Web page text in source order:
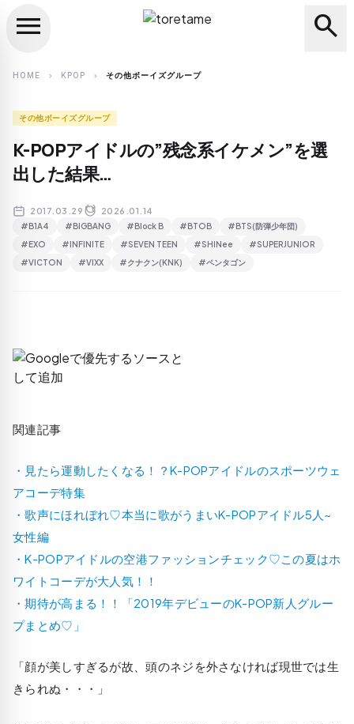
search
menu search
HOME chevron_right KPOP chevron_right その他ボーイズグループ
その他ボーイズグループ
K-POPアイドルの”残念系イケメン”を選
出した結果…
2017.03.29 2026.01.14
#B1A4 #BIGBANG #Block B #BTOB
#BTS(防弾少年団)
#EXO
#INFINITE #SEVEN TEEN #SHINee
#SUPERJUNIOR
#VICTON
#VIXX #クナクン(KNK) #ペンタゴン
関連記事
・見たら運動したくなる！？K-POPアイドルのスポーツウェ
アコーデ特集
・歌声にほれぼれ♡本当に歌がうまいK-POPアイドル5人~
女性編
・K-POPアイドルの空港ファッションチェック♡この夏はホ
ワイトコーデが大人気！！
・期待が高まる！！「2019年デビューのK-POP新人グルー
プまとめ♡」
「顔が美しすぎるが故、頭のネジを外さなければ現世では生
きられぬ・・・」